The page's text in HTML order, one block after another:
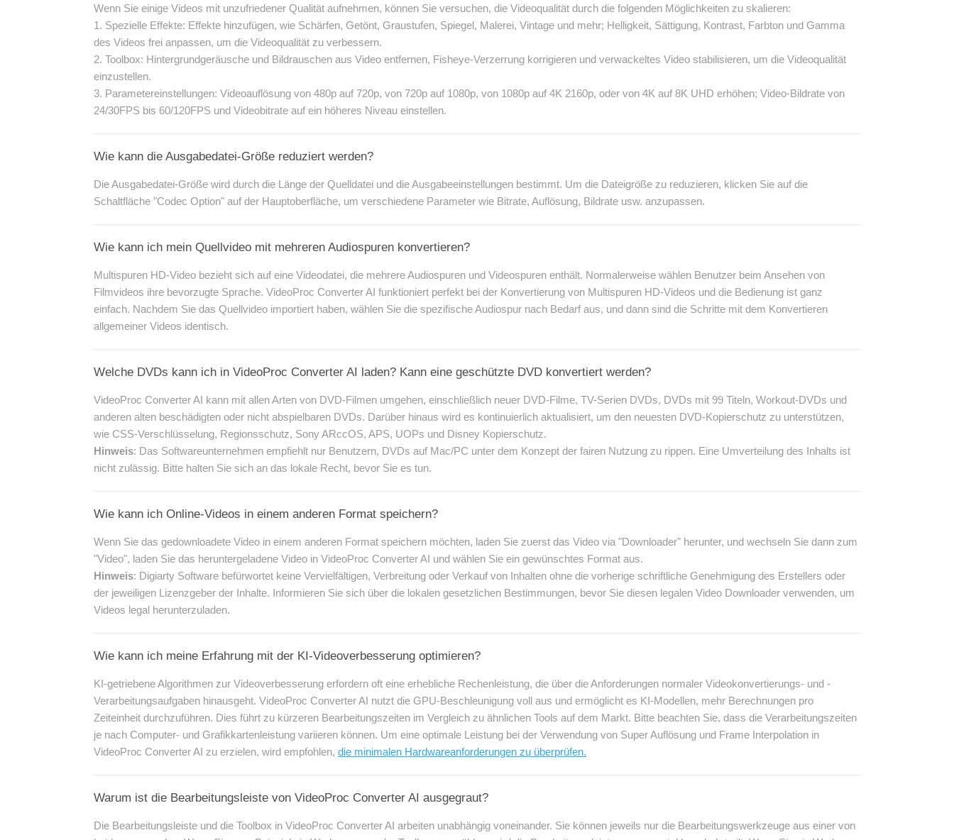
Wenn Sie einige Videos mit unzufriedener Qualität aufnehmen, können Sie versuchen, die Videoqualität durch die folgenden Möglichkeiten zu skalieren:
1. Spezielle Effekte: Effekte hinzufügen, wie Schärfen, Getönt, Graustufen, Spiegel, Malerei, Vintage und mehr; Helligkeit, Sättigung, Kontrast, Farbton und Gamma
des Videos frei anpassen, um die Videoqualität zu verbessern.
2. Toolbox: Hintergrundgeräusche und Bildrauschen aus Video entfernen, Fisheye-Verzerrung korrigieren und verwackeltes Video stabilisieren, um die Videoqualität
einzustellen.
3. Parametereinstellungen: Videoauflösung von 480p auf 720p, von 720p auf 1080p, von 1080p auf 4K 2160p, oder von 4K auf 8K UHD erhöhen; Video-Bildrate von
24/30FPS bis 60/120FPS und Videobitrate auf ein höheres Niveau einstellen.
Wie kann die Ausgabedatei-Größe reduziert werden?
Die Ausgabedatei-Größe wird durch die Länge der Quelldatei und die Ausgabeeinstellungen bestimmt. Um die Dateigröße zu reduzieren, klicken Sie auf die
Schaltfläche "Codec Option" auf der Hauptoberfläche, um verschiedene Parameter wie Bitrate, Auflösung, Bildrate usw. anzupassen.
Wie kann ich mein Quellvideo mit mehreren Audiospuren konvertieren?
Multispuren HD-Video bezieht sich auf eine Videodatei, die mehrere Audiospuren und Videospuren enthält. Normalerweise wählen Benutzer beim Ansehen von
Filmvideos ihre bevorzugte Sprache. VideoProc Converter AI funktioniert perfekt bei der Konvertierung von Multispuren HD-Videos und die Bedienung ist ganz
einfach. Nachdem Sie das Quellvideo importiert haben, wählen Sie die spezifische Audiospur nach Bedarf aus, und dann sind die Schritte mit dem Konvertieren
allgemeiner Videos identisch.
Welche DVDs kann ich in VideoProc Converter AI laden? Kann eine geschützte DVD konvertiert werden?
VideoProc Converter AI kann mit allen Arten von DVD-Filmen umgehen, einschließlich neuer DVD-Filme, TV-Serien DVDs, DVDs mit 99 Titeln, Workout-DVDs und
anderen alten beschädigten oder nicht abspielbaren DVDs. Darüber hinaus wird es kontinuierlich aktualisiert, um den neuesten DVD-Kopierschutz zu unterstützen,
wie CSS-Verschlüsselung, Regionsschutz, Sony ARccOS, APS, UOPs und Disney Kopierschutz.
Hinweis: Das Softwareunternehmen empfiehlt nur Benutzern, DVDs auf Mac/PC unter dem Konzept der fairen Nutzung zu rippen. Eine Umverteilung des Inhalts ist
nicht zulässig. Bitte halten Sie sich an das lokale Recht, bevor Sie es tun.
Wie kann ich Online-Videos in einem anderen Format speichern?
Wenn Sie das gedownloadete Video in einem anderen Format speichern möchten, laden Sie zuerst das Video via "Downloader" herunter, und wechseln Sie dann zum
"Video", laden Sie das heruntergeladene Video in VideoProc Converter AI und wählen Sie ein gewünschtes Format aus.
Hinweis: Digiarty Software befürwortet keine Vervielfältigen, Verbreitung oder Verkauf von Inhalten ohne die vorherige schriftliche Genehmigung des Erstellers oder
der jeweiligen Lizenzgeber der Inhalte. Informieren Sie sich über die lokalen gesetzlichen Bestimmungen, bevor Sie diesen legalen Video Downloader verwenden, um
Videos legal herunterzuladen.
Wie kann ich meine Erfahrung mit der KI-Videoverbesserung optimieren?
KI-getriebene Algorithmen zur Videoverbesserung erfordern oft eine erhebliche Rechenleistung, die über die Anforderungen normaler Videokonvertierungs- und -
Verarbeitungsaufgaben hinausgeht. VideoProc Converter AI nutzt die GPU-Beschleunigung voll aus und ermöglicht es KI-Modellen, mehr Berechnungen pro
Zeiteinheit durchzuführen. Dies führt zu kürzeren Bearbeitungszeiten im Vergleich zu ähnlichen Tools auf dem Markt. Bitte beachten Sie, dass die Verarbeitungszeiten
je nach Computer- und Grafikkartenleistung variieren können. Um eine optimale Leistung bei der Verwendung von Super Auflösung und Frame Interpolation in
VideoProc Converter AI zu erzielen, wird empfohlen, die minimalen Hardwareanforderungen zu überprüfen.
Warum ist die Bearbeitungsleiste von VideoProc Converter AI ausgegraut?
Die Bearbeitungsleiste und die Toolbox in VideoProc Converter AI arbeiten unabhängig voneinander. Sie können jeweils nur die Bearbeitungswerkzeuge aus einer von